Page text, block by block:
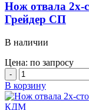
(1220х200х12)
(4х2
кругл)
СП
КДМ
Нож отвала 2х-
Грейдер СП
В наличии
Цена: по запросу
Количество
товара
Нож
отвала
В корзину